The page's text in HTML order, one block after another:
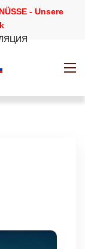
- Unsere